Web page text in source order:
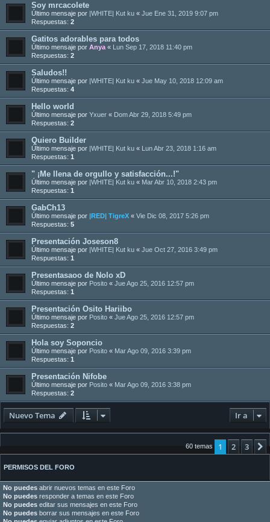
Soy mrcacolete
Último mensaje por |WHITE| Kut ku « Jue Ene 31, 2019 9:07 pm
Respuestas: 2
Gatitos adorables para todos
Último mensaje por Anya « Lun Sep 17, 2018 11:40 pm
Respuestas: 2
Saludos!!
Último mensaje por |WHITE| Kut ku « Jue May 10, 2018 12:09 am
Respuestas: 4
Hello world
Último mensaje por Yxuer « Dom Abr 29, 2018 5:49 pm
Respuestas: 2
Quiero Builder
Último mensaje por |WHITE| Kut ku « Lun Abr 23, 2018 1:16 am
Respuestas: 1
" ¡Me llena de orgullo y satisfacción...!"
Último mensaje por |WHITE| Kut ku « Mar Abr 10, 2018 2:43 pm
Respuestas: 1
GabCh13
Último mensaje por |RED| TigreX « Vie Dic 08, 2017 5:26 pm
Respuestas: 5
Presentación Joseson8
Último mensaje por |WHITE| Kut ku « Jue Oct 27, 2016 3:49 pm
Respuestas: 1
Presentasaoo de Nolo xD
Último mensaje por Posito « Jue Ago 25, 2016 12:57 pm
Respuestas: 1
Presentación Osito Hariibo
Último mensaje por Posito « Jue Ago 25, 2016 12:57 pm
Respuestas: 2
Hola soy Soponcio
Último mensaje por Posito « Mar Ago 09, 2016 3:39 pm
Respuestas: 1
Presentación Nifobe
Último mensaje por Posito « Mar Ago 09, 2016 3:38 pm
Respuestas: 2
Nuevo Tema Ir a
60 temas 1 2 3
PERMISOS DEL FORO
No puedes abrir nuevos temas en este Foro
No puedes responder a temas en este Foro
No puedes editar sus mensajes en este Foro
No puedes borrar sus mensajes en este Foro